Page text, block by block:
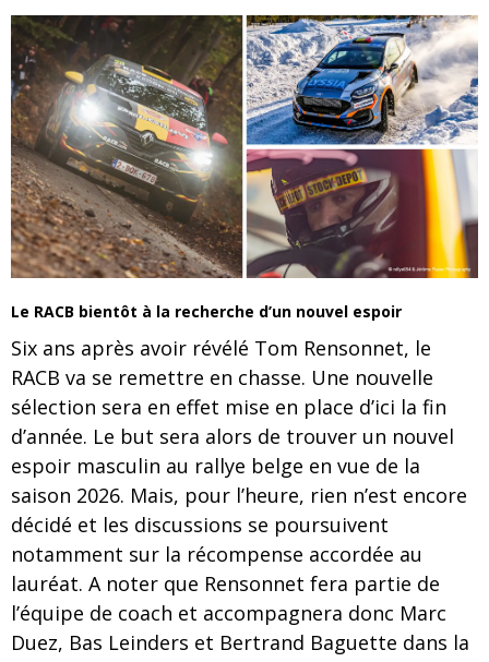
Le RACB bientôt à la recherche d’un nouvel espoir
Six ans après avoir révélé Tom Rensonnet, le
RACB va se remettre en chasse. Une nouvelle
sélection sera en effet mise en place d’ici la fin
d’année. Le but sera alors de trouver un nouvel
espoir masculin au rallye belge en vue de la
saison 2026. Mais, pour l’heure, rien n’est encore
décidé et les discussions se poursuivent
notamment sur la récompense accordée au
lauréat. A noter que Rensonnet fera partie de
l’équipe de coach et accompagnera donc Marc
Duez, Bas Leinders et Bertrand Baguette dans la